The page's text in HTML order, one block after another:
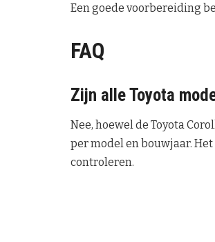
Een goede voorbereiding
FAQ
Zijn alle Toyota
Nee, hoewel de Toyota
per model en bouwjaar.
controleren.